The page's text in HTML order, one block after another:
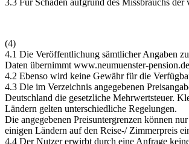
(4)
4.1 Die Veröffentlichung sämtlicher Angaben
Daten übernimmt www.neumuenster-pension.de
4.2 Ebenso wird keine Gewähr für die
4.3 Die im Verzeichnis angegebenen
Deutschland die gesetzliche Mehrwertsteuer.
Ländern gelten unterschiedliche Regelungen.
Die angegebenen Preisuntergrenzen können
einigen Ländern auf den Reise-/ Zimmerpreis
4.4 Der Nutzer erwirbt durch eine Anfrage